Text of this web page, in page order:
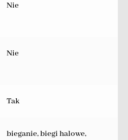
Nie
Nie
Tak
bieganie, biegi halowe,